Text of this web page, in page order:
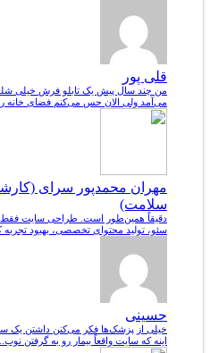
قلی پور
من چند سال پیش یک تابلو فرش خیلی
می‌آمد ولی الان حس می‌کنم فضای خانه را
مهران محمدپور سرای
سلامت)
دقیقاً همین‌طور است. طراحی سایت فقط
سئو، تولید محتوای تخصصی، بهبود تجربه
حسینی
خیلی از پزشک‌ها فکر می‌کنن داشتن یک
اینه که سایت واقعاً بیمار رو به گرفتن نوب...